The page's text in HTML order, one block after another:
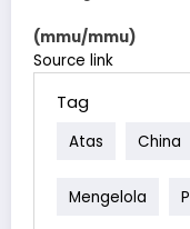
(mmu/mmu)
Source link
Tag
Atas China
Mengelola